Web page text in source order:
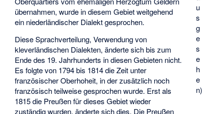
u
s
g
e
s
e
h
e
n)
übernahmen, wurde in diesem Gebiet weitgehend
ein niederländischer Dialekt gesprochen.
Diese Sprachverteilung, Verwendung von
kleverländischen Dialekten, änderte sich bis zum
Ende des 19. Jahrhunderts in diesen Gebieten nicht.
Es folgte von 1794 bis 1814 die Zeit unter
französischer Oberhoheit, in der zusätzlich noch
französisch teilweise gesprochen wurde. Erst als
1815 die Preußen für dieses Gebiet wieder
zuständig wurden, änderte sich dies. Die Preußen